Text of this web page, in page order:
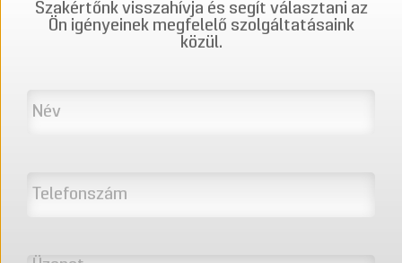
Szakértőnk visszahívja és segít választani az
Ön igényeinek megfelelő szolgáltatásaink
közül.